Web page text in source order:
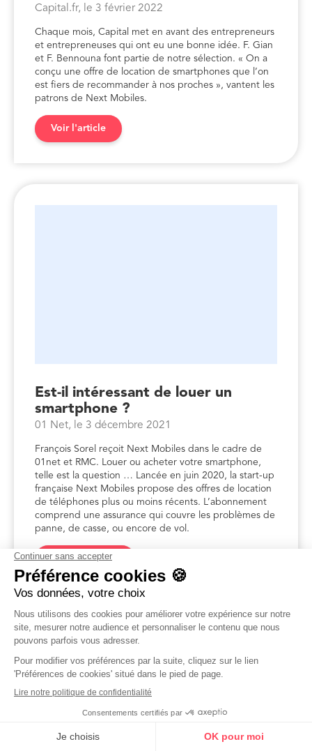
Capital.fr, le 3 février 2022
Chaque mois, Capital met en avant des entrepreneurs
et entrepreneuses qui ont eu une bonne idée. F. Gian
et F. Bennouna font partie de notre sélection. « On a
conçu une offre de location de smartphones que l’on
est fiers de recommander à nos proches », vantent les
patrons de Next Mobiles.
Voir l'article
Est-il intéressant de louer un
smartphone ?
01 Net, le 3 décembre 2021
François Sorel reçoit Next Mobiles dans le cadre de
01net et RMC. Louer ou acheter votre smartphone,
telle est la question … Lancée en juin 2020, la start-up
française Next Mobiles propose des offres de location
de téléphones plus ou moins récents. L’abonnement
comprend une assurance qui couvre les problèmes de
panne, de casse, ou encore de vol.
Voir l'interview